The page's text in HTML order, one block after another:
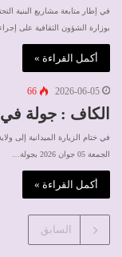
في إطار متابعة مشاريع البنية
بوزارة الشؤون الثقافية على
أكمل القراءة »
2026-06-05
66
الكاف : جولة في
في ختام الزيارة الميدانية إلى
الجمعة 05 جوان 2026 بجولة…
أكمل القراءة »
السابق